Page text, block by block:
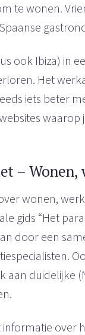
te wonen.
ook Ibiza) in
Het
iets beter
–
wonen,
gids “Het
door een
duidelijke
informatie